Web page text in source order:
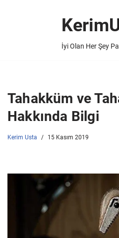
İyi Olan Her Şey
Tahakküm ve
Hakkında Bilgi
Kerim Usta 15 Kasım 2019